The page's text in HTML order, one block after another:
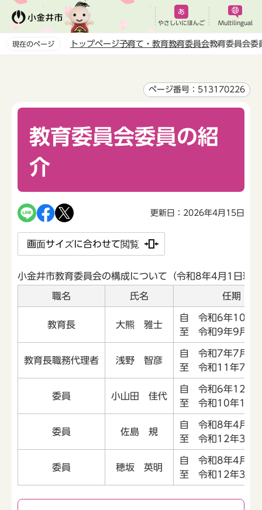
ペ
やさしいにほんご Multilingual
現在のページ トップページ子育て・教育教育委員会教育委員会委
ページ番号：513170226
教育委員会委員の紹
介
更新日：2026年4月15日
画面サイズに合わせて閲覧
小金井市教育委員会の構成について（令和8年4月1日現
職名 氏名 任期
教育長 大熊 雅士
自 令和6年10月1
至 令和9年9月30
教育長職務代理者 浅野 智彦
自 令和7年7月11
至 令和11年7月
委員 小山田 佳代
自 令和6年12月1
至 令和10年11
委員 佐島 規
自 令和8年4月1
至 令和12年3月
委員 穂坂 英明
自 令和8年4月1
至 令和12年3月